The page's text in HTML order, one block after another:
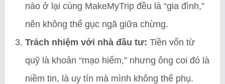
nào ở lại cùng MakeMyTrip đều là “gia đình,”
nên không thể gục ngã giữa chừng.
Trách nhiệm với nhà đầu tư: Tiền vốn từ
quỹ là khoản “mạo hiểm,” nhưng ông coi đó là
niềm tin, là uy tín mà mình không thể phụ.